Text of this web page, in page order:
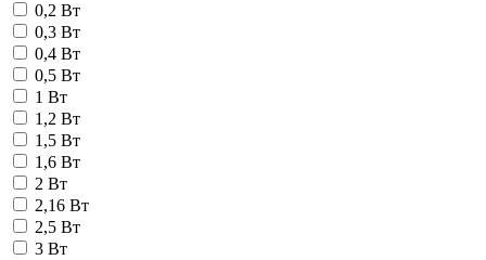
0,2 Вт
0,3 Вт
0,4 Вт
0,5 Вт
1 Вт
1,2 Вт
1,5 Вт
1,6 Вт
2 Вт
2,16 Вт
2,5 Вт
3 Вт